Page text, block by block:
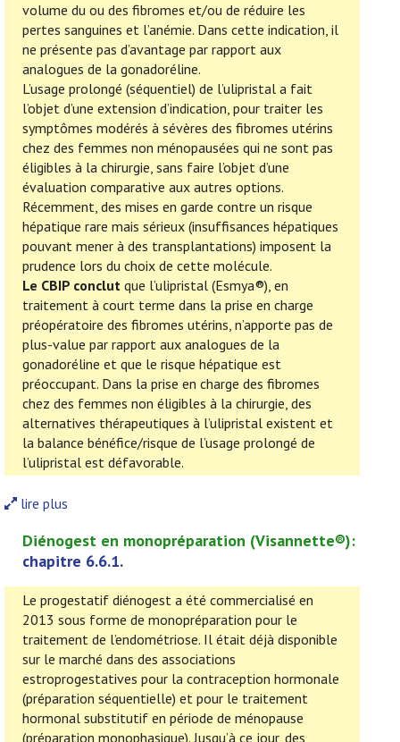
volume du ou des fibromes et/ou de réduire les
pertes sanguines et l’anémie. Dans cette indication, il
ne présente pas d’avantage par rapport aux
analogues de la gonadoréline.
L’usage prolongé (séquentiel) de l’ulipristal a fait
l’objet d’une extension d’indication, pour traiter les
symptômes modérés à sévères des fibromes utérins
chez des femmes non ménopausées qui ne sont pas
éligibles à la chirurgie, sans faire l’objet d’une
évaluation comparative aux autres options.
Récemment, des mises en garde contre un risque
hépatique rare mais sérieux (insuffisances hépatiques
pouvant mener à des transplantations) imposent la
prudence lors du choix de cette molécule.
Le CBIP conclut que l’ulipristal (Esmya®), en
traitement à court terme dans la prise en charge
préopératoire des fibromes utérins, n’apporte pas de
plus-value par rapport aux analogues de la
gonadoréline et que le risque hépatique est
préoccupant. Dans la prise en charge des fibromes
chez des femmes non éligibles à la chirurgie, des
alternatives thérapeutiques à l’ulipristal existent et
la balance bénéfice/risque de l’usage prolongé de
l’ulipristal est défavorable.
lire plus
Diénogest en monopréparation (Visannette®):
chapitre 6.6.1.
Le progestatif diénogest a été commercialisé en
2013 sous forme de monopréparation pour le
traitement de l’endométriose. Il était déjà disponible
sur le marché dans des associations
estroprogestatives pour la contraception hormonale
(préparation séquentielle) et pour le traitement
hormonal substitutif en période de ménopause
(préparation monophasique). Jusqu’à ce jour, des